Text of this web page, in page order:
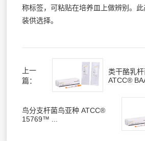
称标签，可粘贴在培养皿上做辨别。
装供选择。
上一
篇：
类干酪乳
ATCC®
鸟分支杆菌鸟亚种 ATCC®
15769™ ...